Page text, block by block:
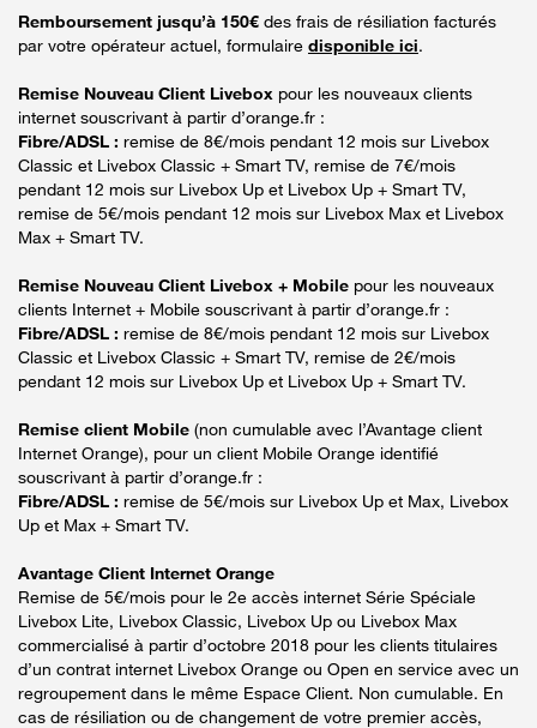
Remboursement jusqu’à 150€ des frais de résiliation facturés
par votre opérateur actuel, formulaire disponible ici.
Remise Nouveau Client Livebox pour les nouveaux clients
internet souscrivant à partir d’orange.fr :
Fibre/ADSL : remise de 8€/mois pendant 12 mois sur Livebox
Classic et Livebox Classic + Smart TV, remise de 7€/mois
pendant 12 mois sur Livebox Up et Livebox Up + Smart TV,
remise de 5€/mois pendant 12 mois sur Livebox Max et Livebox
Max + Smart TV.
Remise Nouveau Client Livebox + Mobile pour les nouveaux
clients Internet + Mobile souscrivant à partir d’orange.fr :
Fibre/ADSL : remise de 8€/mois pendant 12 mois sur Livebox
Classic et Livebox Classic + Smart TV, remise de 2€/mois
pendant 12 mois sur Livebox Up et Livebox Up + Smart TV.
Remise client Mobile (non cumulable avec l’Avantage client
Internet Orange), pour un client Mobile Orange identifié
souscrivant à partir d’orange.fr :
Fibre/ADSL : remise de 5€/mois sur Livebox Up et Max, Livebox
Up et Max + Smart TV.
Avantage Client Internet Orange
Remise de 5€/mois pour le 2e accès internet Série Spéciale
Livebox Lite, Livebox Classic, Livebox Up ou Livebox Max
commercialisé à partir d’octobre 2018 pour les clients titulaires
d’un contrat internet Livebox Orange ou Open en service avec un
regroupement dans le même Espace Client. Non cumulable. En
cas de résiliation ou de changement de votre premier accès,